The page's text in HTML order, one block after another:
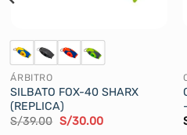
ÁRBITRO
SILBATO FOX-40 SHARX
(REPLICA)
S/39.00 El
S/30.00El